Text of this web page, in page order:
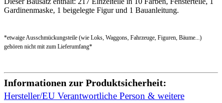
Gardinenmaske, 1 beigelegte Figur und 1 Bauanleitung.
*etwaige Ausschmückungsteile (wie Loks, Waggons, Fahrzeuge, Figuren, Bäume...)
gehören nicht mit zum Lieferumfang*
Informationen zur Produktsicherheit:
Hersteller/EU Verantwortliche Person & weitere